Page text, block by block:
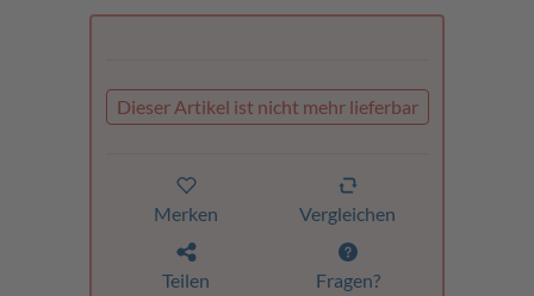
Dieser Artikel ist nicht mehr lieferbar
Merken Vergleichen
Teilen Fragen?